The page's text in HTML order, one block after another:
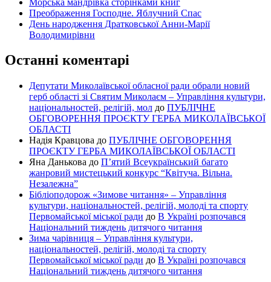
Преображення Господне. Яблучний Спас
День народження Дратковської Анни-Марії
Володимирівни
Останні коментарі
Депутати Миколаївської обласної ради обрали новий
герб області зі Святим Миколаєм – Управління культури,
національностей, релігій, мол до ПУБЛІЧНЕ
ОБГОВОРЕННЯ ПРОЄКТУ ГЕРБА МИКОЛАЇВСЬКОЇ
ОБЛАСТІ
Надія Кравцова до ПУБЛІЧНЕ ОБГОВОРЕННЯ
ПРОЄКТУ ГЕРБА МИКОЛАЇВСЬКОЇ ОБЛАСТІ
Яна Данькова до П’ятий Всеукраїнський багато
жанровий мистецький конкурс “Квітуча. Вільна.
Незалежна”
Бібліоподорож «Зимове читання» – Управління
культури, національностей, релігій, молоді та спорту
Первомайської міської ради до В Україні розпочався
Національний тиждень дитячого читання
Зима чарівниця – Управління культури,
національностей, релігій, молоді та спорту
Первомайської міської ради до В Україні розпочався
Національний тиждень дитячого читання